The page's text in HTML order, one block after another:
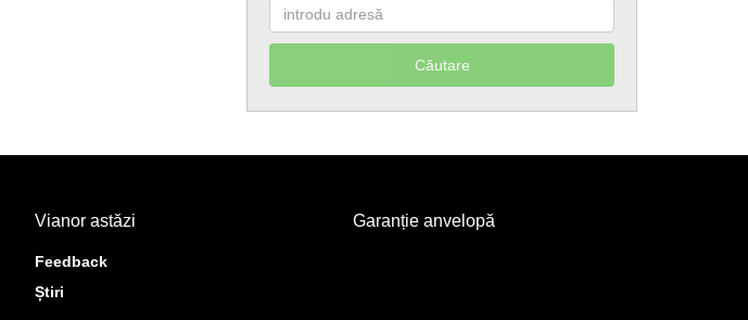
Vianor astăzi
Feedback
Știri
Garanție anvelopă